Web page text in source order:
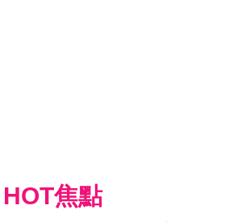
HOT焦點